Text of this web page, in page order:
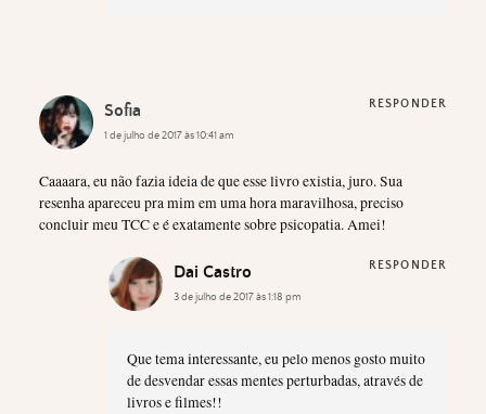
Sofia
1 de julho de 2017 às 10:41 am
Caaaara, eu não fazia ideia de que esse livro existia, juro. Sua
resenha apareceu pra mim em uma hora maravilhosa, preciso
concluir meu TCC e é exatamente sobre psicopatia. Amei!
RESPONDER
Dai Castro
3 de julho de 2017 às 1:18 pm
Que tema interessante, eu pelo menos gosto muito
de desvendar essas mentes perturbadas, através de
livros e filmes!!
RESPONDER